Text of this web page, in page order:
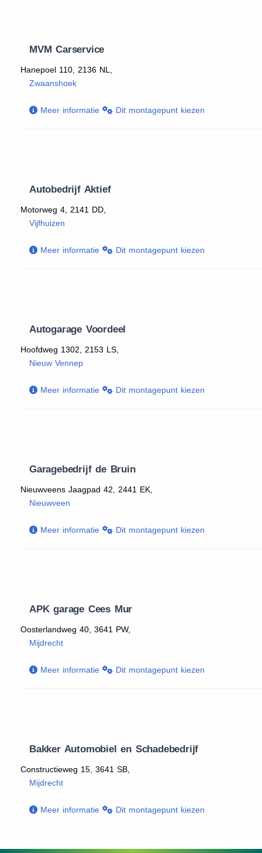
MVM Carservice
Hanepoel 110, 2136 NL,
Zwaanshoek
Meer informatie Dit montagepunt kiezen
Autobedrijf Aktief
Motorweg 4, 2141 DD,
Vijfhuizen
Meer informatie Dit montagepunt kiezen
Autogarage Voordeel
Hoofdweg 1302, 2153 LS,
Nieuw Vennep
Meer informatie Dit montagepunt kiezen
Garagebedrijf de Bruin
Nieuwveens Jaagpad 42, 2441 EK,
Nieuwveen
Meer informatie Dit montagepunt kiezen
APK garage Cees Mur
Oosterlandweg 40, 3641 PW,
Mijdrecht
Meer informatie Dit montagepunt kiezen
Bakker Automobiel en Schadebedrijf
Constructieweg 15, 3641 SB,
Mijdrecht
Meer informatie Dit montagepunt kiezen